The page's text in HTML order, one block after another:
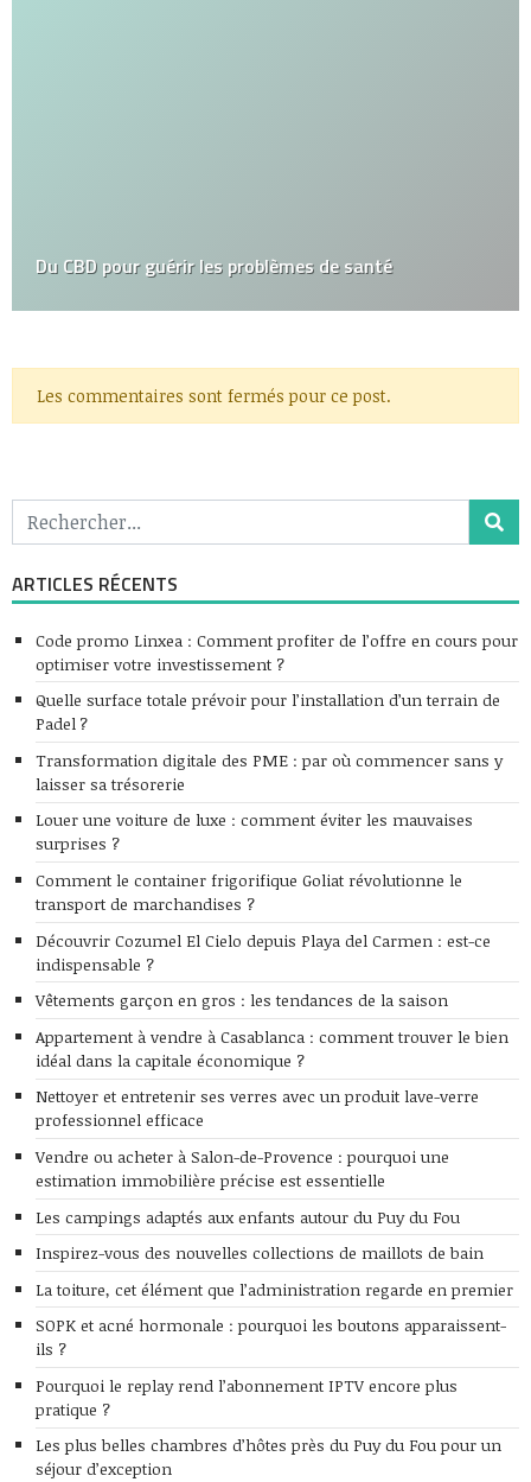
Du CBD pour guérir les problèmes de santé
Les commentaires sont fermés pour ce post.
ARTICLES RÉCENTS
Code promo Linxea : Comment profiter de l’offre en cours pour
optimiser votre investissement ?
Quelle surface totale prévoir pour l’installation d’un terrain de
Padel ?
Transformation digitale des PME : par où commencer sans y
laisser sa trésorerie
Louer une voiture de luxe : comment éviter les mauvaises
surprises ?
Comment le container frigorifique Goliat révolutionne le
transport de marchandises ?
Découvrir Cozumel El Cielo depuis Playa del Carmen : est-ce
indispensable ?
Vêtements garçon en gros : les tendances de la saison
Appartement à vendre à Casablanca : comment trouver le bien
idéal dans la capitale économique ?
Nettoyer et entretenir ses verres avec un produit lave-verre
professionnel efficace
Vendre ou acheter à Salon-de-Provence : pourquoi une
estimation immobilière précise est essentielle
Les campings adaptés aux enfants autour du Puy du Fou
Inspirez-vous des nouvelles collections de maillots de bain
La toiture, cet élément que l’administration regarde en premier
SOPK et acné hormonale : pourquoi les boutons apparaissent-
ils ?
Pourquoi le replay rend l’abonnement IPTV encore plus
pratique ?
Les plus belles chambres d’hôtes près du Puy du Fou pour un
séjour d’exception